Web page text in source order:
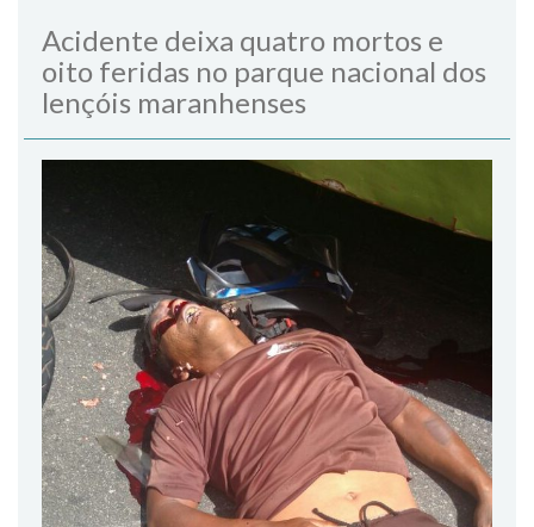
Acidente deixa quatro mortos e
oito feridas no parque nacional dos
lençóis maranhenses